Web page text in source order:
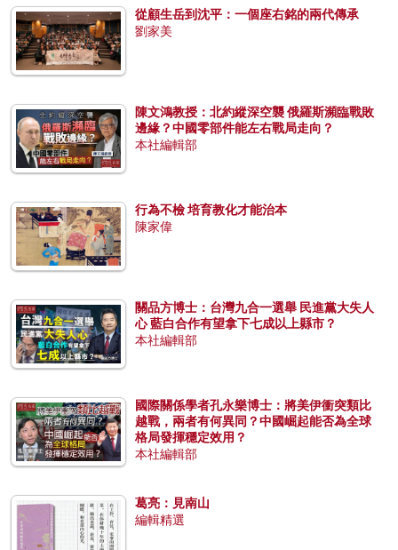
從顧生岳到沈平：一個座右銘的兩代傳承
劉家美
陳文鴻教授：北約縱深空襲 俄羅斯瀕臨戰敗
邊緣？中國零部件能左右戰局走向？
本社編輯部
行為不檢 培育教化才能治本
陳家偉
關品方博士：台灣九合一選舉 民進黨大失人
心 藍白合作有望拿下七成以上縣市？
本社編輯部
國際關係學者孔永樂博士：將美伊衝突類比
越戰，兩者有何異同？中國崛起能否為全球
格局發揮穩定效用？
本社編輯部
葛亮：見南山
編輯精選